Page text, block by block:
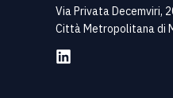
Via Privata Decemviri,
Città Metropolitana di